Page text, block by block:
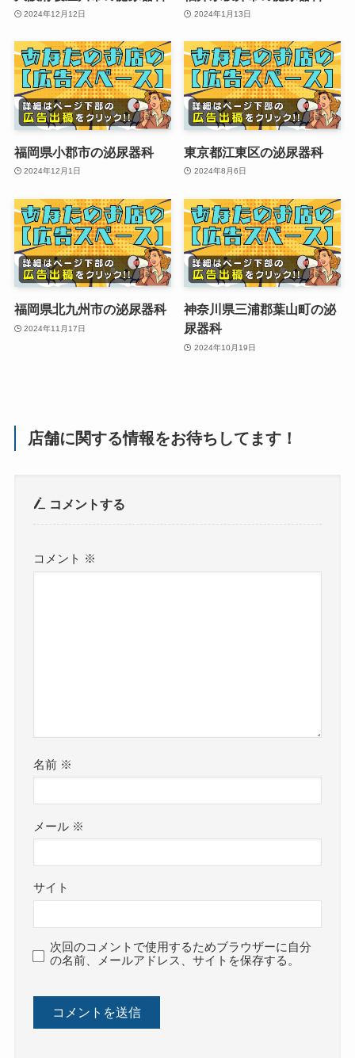
2024年12月12日 2024年1月13日
福岡県小郡市の泌尿器科
2024年12月1日
東京都江東区の泌尿器科
2024年8月6日
福岡県北九州市の泌尿器科
2024年11月17日
神奈川県三浦郡葉山町の泌
尿器科
2024年10月19日
店舗に関する情報をお待ちしてます！
コメントする
コメント ※
名前 ※
メール ※
サイト
次回のコメントで使用するためブラウザーに自分
の名前、メールアドレス、サイトを保存する。